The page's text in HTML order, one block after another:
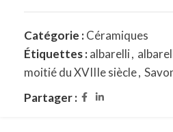
Catégorie :Céramiques
Étiquettes :albarelli,
moitié du XVIIIe siècle,
Partager :